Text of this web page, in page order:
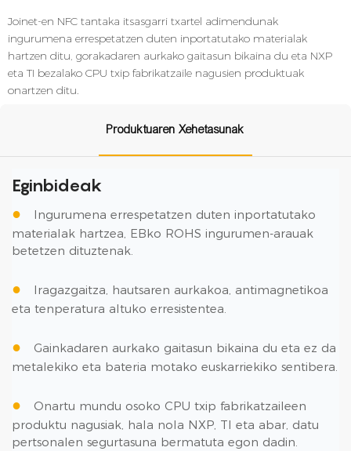
Joinet-en NFC tantaka itsasgarri txartel adimendunak
ingurumena errespetatzen duten inportatutako materialak
hartzen ditu, gorakadaren aurkako gaitasun bikaina du eta NXP
eta TI bezalako CPU txip fabrikatzaile nagusien produktuak
onartzen ditu.
Produktuaren Xehetasunak
Eginbideak
●
Ingurumena errespetatzen duten inportatutako
materialak hartzea, EBko ROHS ingurumen-arauak
betetzen dituztenak.
●
Iragazgaitza, hautsaren aurkakoa, antimagnetikoa
eta tenperatura altuko erresistentea.
●
Gainkadaren aurkako gaitasun bikaina du eta ez da
metalekiko eta bateria motako euskarriekiko sentibera.
●
Onartu mundu osoko CPU txip fabrikatzaileen
produktu nagusiak, hala nola NXP, TI eta abar, datu
pertsonalen segurtasuna bermatuta egon dadin.